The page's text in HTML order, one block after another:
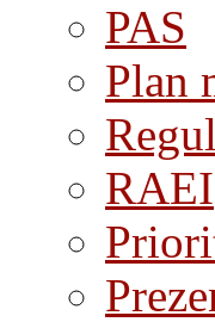
PAS
Plan
RAEI